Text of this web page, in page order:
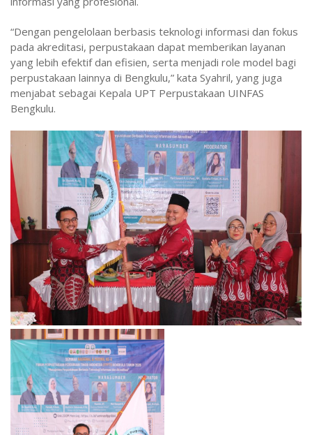
“Dengan pengelolaan berbasis teknologi informasi dan fokus
pada akreditasi, perpustakaan dapat memberikan layanan
yang lebih efektif dan efisien, serta menjadi role model bagi
perpustakaan lainnya di Bengkulu,” kata Syahril, yang juga
menjabat sebagai Kepala UPT Perpustakaan UINFAS
Bengkulu.